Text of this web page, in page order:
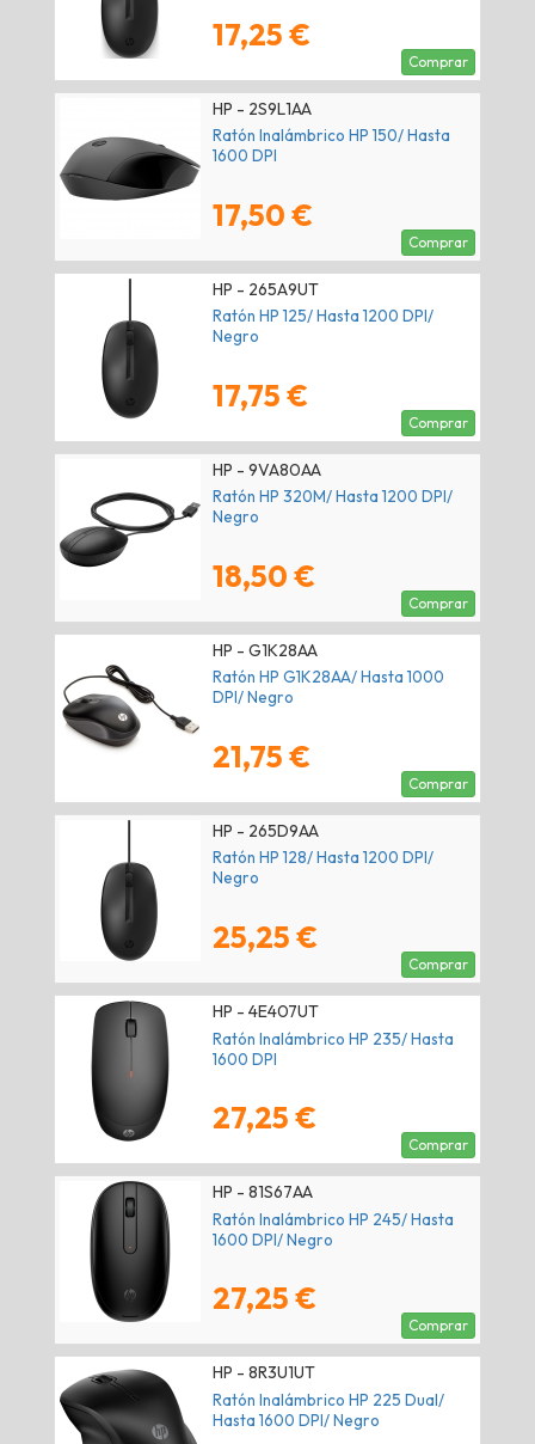
17,25 €
Comprar
HP - 2S9L1AA
Ratón Inalámbrico HP 150/ Hasta
1600 DPI
17,50 €
Comprar
HP - 265A9UT
Ratón HP 125/ Hasta 1200 DPI/
Negro
17,75 €
Comprar
HP - 9VA80AA
Ratón HP 320M/ Hasta 1200 DPI/
Negro
18,50 €
Comprar
HP - G1K28AA
Ratón HP G1K28AA/ Hasta 1000
DPI/ Negro
21,75 €
Comprar
HP - 265D9AA
Ratón HP 128/ Hasta 1200 DPI/
Negro
25,25 €
Comprar
HP - 4E407UT
Ratón Inalámbrico HP 235/ Hasta
1600 DPI
27,25 €
Comprar
HP - 81S67AA
Ratón Inalámbrico HP 245/ Hasta
1600 DPI/ Negro
27,25 €
Comprar
HP - 8R3U1UT
Ratón Inalámbrico HP 225 Dual/
Hasta 1600 DPI/ Negro